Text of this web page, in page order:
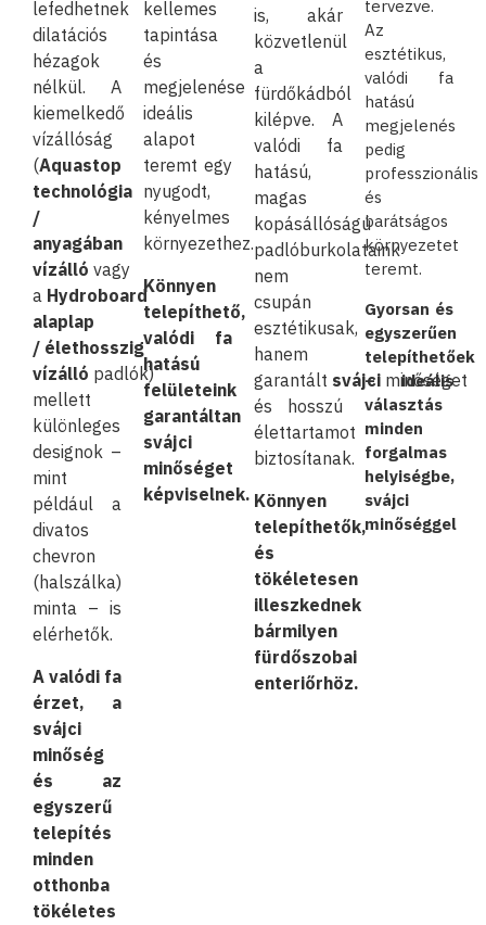
lefedhetnek
dilatációs
hézagok
nélkül. A
kiemelkedő
vízállóság
(Aquastop
technológia
/
anyagában
vízálló vagy
a Hydroboard
alaplap
/ élethosszig
vízálló padlók)
mellett
különleges
designok –
mint
például a
divatos
chevron
(halszálka)
minta – is
elérhetők.
A valódi fa
érzet, a
svájci
minőség
és az
egyszerű
telepítés
minden
otthonba
tökéletes
kellemes
tapintása
és
megjelenése
ideális
alapot
teremt egy
nyugodt,
kényelmes
környezethez.
Könnyen
telepíthető,
valódi fa
hatású
felületeink
garantáltan
svájci
minőséget
képviselnek.
is, akár
közvetlenül
a
fürdőkádból
kilépve. A
valódi fa
hatású,
magas
kopásállóságú
padlóburkolataink
nem
csupán
esztétikusak,
hanem
garantált svájci minőséget
és hosszú
élettartamot
biztosítanak.
Könnyen
telepíthetők,
és
tökéletesen
illeszkednek
bármilyen
fürdőszobai
enteriőrhöz.
tervezve.
Az
esztétikus,
valódi fa
hatású
megjelenés
pedig
professzionális
és
barátságos
környezetet
teremt.
Gyorsan és
egyszerűen
telepíthetőek
– ideális
választás
minden
forgalmas
helyiségbe,
svájci
minőséggel